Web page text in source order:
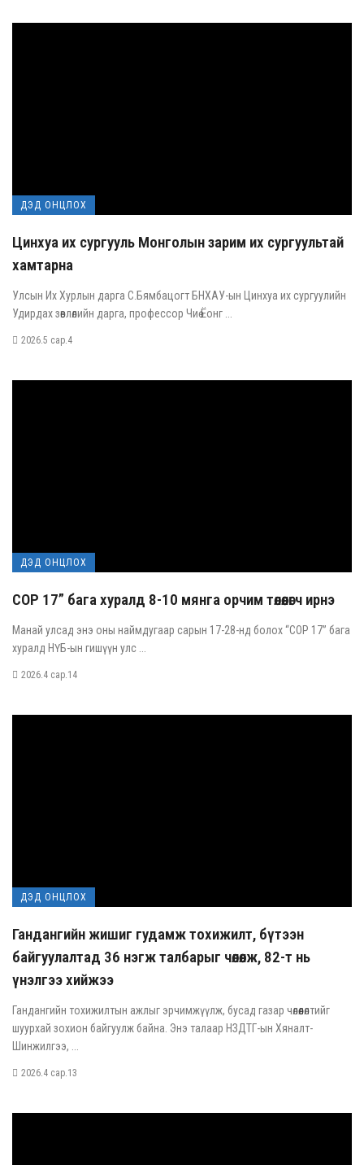
ДЭД ОНЦЛОХ
Цинхуа их сургууль Монголын зарим их сургуультай
хамтарна
Улсын Их Хурлын дарга С.Бямбацогт БНХАУ-ын Цинхуа их сургуулийн
Удирдах зөвлөлийн дарга, профессор Чиө Ёонг ...
2026.5 сар.4
ДЭД ОНЦЛОХ
COP 17” бага хуралд 8-10 мянга орчим төлөөлөгч ирнэ
Манай улсад энэ оны наймдугаар сарын 17-28-нд болох “COP 17” бага
хуралд НҮБ-ын гишүүн улс ...
2026.4 сар.14
ДЭД ОНЦЛОХ
Гандангийн жишиг гудамж тохижилт, бүтээн
байгуулалтад 36 нэгж талбарыг чөлөөлж, 82-т нь
үнэлгээ хийжээ
Гандангийн тохижилтын ажлыг эрчимжүүлж, бусад газар чөлөөлөлтийг
шуурхай зохион байгуулж байна. Энэ талаар НЗДТГ-ын Хяналт-
Шинжилгээ, ...
2026.4 сар.13